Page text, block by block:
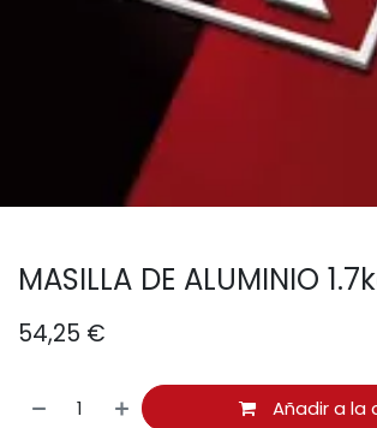
MASILLA DE ALUMINIO
54,25 €
Añadir a la